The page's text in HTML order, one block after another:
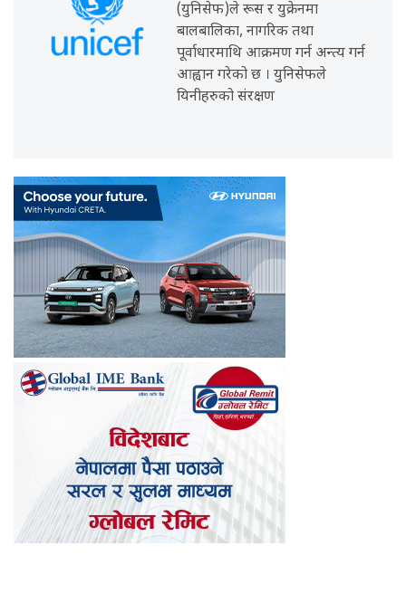
(युनिसेफ)ले रूस र युक्रेनमा
बालबालिका, नागरिक तथा
पूर्वाधारमाथि आक्रमण गर्न अन्त्य गर्न
आह्वान गरेको छ । युनिसेफले
यिनीहरुको संरक्षण